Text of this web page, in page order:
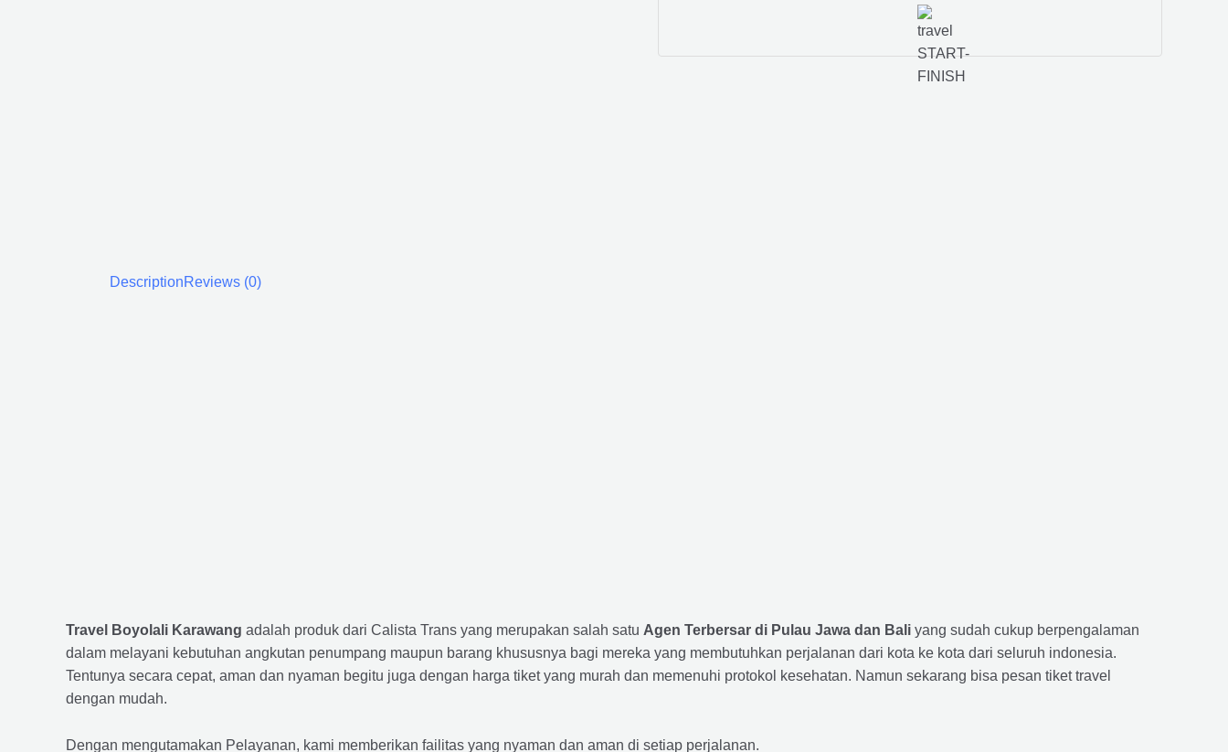
DescriptionReviews (0)
Travel Boyolali Karawang adalah produk dari Calista Trans yang merupakan salah satu Agen Terbersar di Pulau Jawa dan Bali yang sudah cukup berpengalaman
dalam melayani kebutuhan angkutan penumpang maupun barang khususnya bagi mereka yang membutuhkan perjalanan dari kota ke kota dari seluruh indonesia.
Tentunya secara cepat, aman dan nyaman begitu juga dengan harga tiket yang murah dan memenuhi protokol kesehatan. Namun sekarang bisa pesan tiket travel
dengan mudah.
Dengan mengutamakan Pelayanan, kami memberikan failitas yang nyaman dan aman di setiap perjalanan.